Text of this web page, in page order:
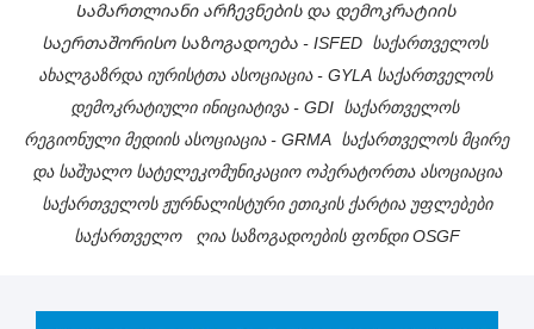
Სამართლიანი არჩევნების და დემოკრატიის
საერთაშორისო საზოგადოება - ISFED საქართველოს
ახალგაზრდა იურისტთა ასოციაცია - GYLA საქართველოს
დემოკრატიული ინიციატივა - GDI საქართველოს
რეგიონული მედიის ასოციაცია - GRMA საქართველოს მცირე
და საშუალო სატელეკომუნიკაციო ოპერატორთა ასოციაცია
საქართველოს ჟურნალისტური ეთიკის ქარტია უფლებები
საქართველო
ღია საზოგადოების ფონდი OSGF